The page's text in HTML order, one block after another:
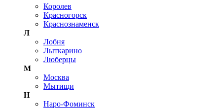
Королев
Красногорск
Краснознаменск
Л
Лобня
Лыткарино
Люберцы
М
Москва
Мытищи
Н
Наро-Фоминск